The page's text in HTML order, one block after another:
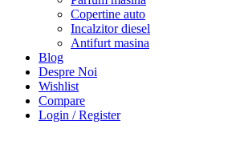
Copertine auto
Incalzitor diesel
Antifurt masina
Blog
Despre Noi
Wishlist
Compare
Login / Register